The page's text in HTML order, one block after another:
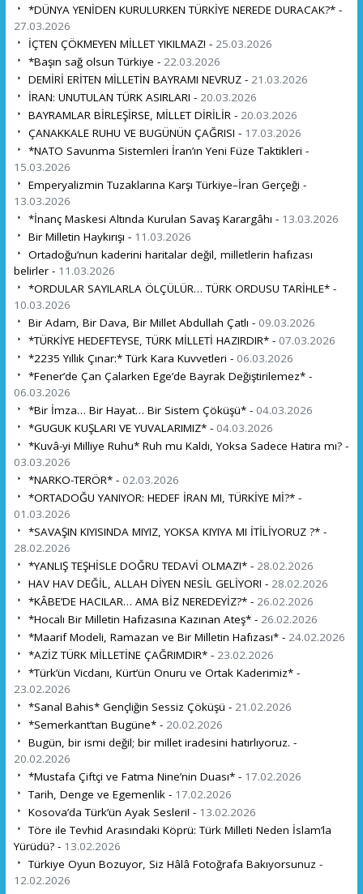
*DÜNYA YENİDEN KURULURKEN TÜRKİYE NEREDE DURACAK?* -
27.03.2026
İÇTEN ÇÖKMEYEN MİLLET YIKILMAZ! - 25.03.2026
*Başın sağ olsun Türkiye - 22.03.2026
DEMİRİ ERİTEN MİLLETİN BAYRAMI NEVRUZ - 21.03.2026
İRAN: UNUTULAN TÜRK ASIRLARI - 20.03.2026
BAYRAMLAR BİRLEŞİRSE, MİLLET DİRİLİR - 20.03.2026
ÇANAKKALE RUHU VE BUGÜNÜN ÇAĞRISI - 17.03.2026
*NATO Savunma Sistemleri İran’ın Yeni Füze Taktikleri -
15.03.2026
Emperyalizmin Tuzaklarına Karşı Türkiye–İran Gerçeği -
13.03.2026
*İnanç Maskesi Altında Kurulan Savaş Karargâhı - 13.03.2026
Bir Milletin Haykırışı - 11.03.2026
Ortadoğu’nun kaderini haritalar değil, milletlerin hafızası
belirler - 11.03.2026
*ORDULAR SAYILARLA ÖLÇÜLÜR… TÜRK ORDUSU TARİHLE* -
10.03.2026
Bir Adam, Bir Dava, Bir Millet Abdullah Çatlı - 09.03.2026
*TÜRKİYE HEDEFTEYSE, TÜRK MİLLETİ HAZIRDIR* - 07.03.2026
*2235 Yıllık Çınar:* Türk Kara Kuvvetleri - 06.03.2026
*Fener’de Çan Çalarken Ege’de Bayrak Değiştirilemez* -
06.03.2026
*Bir İmza… Bir Hayat… Bir Sistem Çöküşü* - 04.03.2026
*GUGUK KUŞLARI VE YUVALARIMIZ* - 04.03.2026
*Kuvâ-yi Milliye Ruhu* Ruh mu Kaldı, Yoksa Sadece Hatıra mı? -
03.03.2026
*NARKO-TERÖR* - 02.03.2026
*ORTADOĞU YANIYOR: HEDEF İRAN MI, TÜRKİYE Mİ?* -
01.03.2026
*SAVAŞIN KIYISINDA MIYIZ, YOKSA KIYIYA MI İTİLİYORUZ ?* -
28.02.2026
*YANLIŞ TEŞHİSLE DOĞRU TEDAVİ OLMAZ!* - 28.02.2026
HAV HAV DEĞİL, ALLAH DİYEN NESİL GELİYOR! - 28.02.2026
*KÂBE’DE HACILAR… AMA BİZ NEREDEYİZ?* - 26.02.2026
*Hocalı Bir Milletin Hafızasına Kazınan Ateş* - 26.02.2026
*Maarif Modeli, Ramazan ve Bir Milletin Hafızası* - 24.02.2026
*AZİZ TÜRK MİLLETİNE ÇAĞRIMDIR* - 23.02.2026
*Türk’ün Vicdanı, Kürt’ün Onuru ve Ortak Kaderimiz* -
23.02.2026
*Sanal Bahis* Gençliğin Sessiz Çöküşü - 21.02.2026
*Semerkant’tan Bugüne* - 20.02.2026
Bugün, bir ismi değil; bir millet iradesini hatırlıyoruz. -
20.02.2026
*Mustafa Çiftçi ve Fatma Nine’nin Duası* - 17.02.2026
Tarih, Denge ve Egemenlik - 17.02.2026
Kosova’da Türk’ün Ayak Sesleri! - 13.02.2026
Töre ile Tevhid Arasındaki Köprü: Türk Milleti Neden İslam’la
Yürüdü? - 13.02.2026
Türkiye Oyun Bozuyor, Siz Hâlâ Fotoğrafa Bakıyorsunuz -
12.02.2026